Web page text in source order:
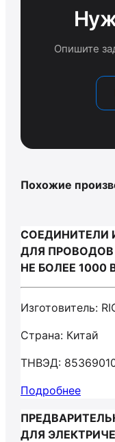
Опишите
Похожие
СОЕДИНИТЕЛИ
ДЛЯ ПРОВОДОВ
НЕ БОЛЕЕ 1000 В
Изготовитель:
Страна: Китай
ТНВЭД:
Подробнее
ДЛЯ